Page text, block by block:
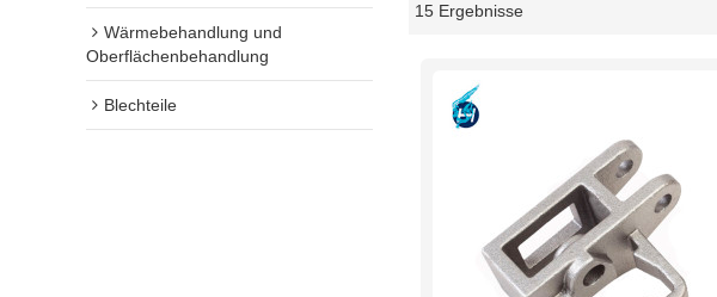
Wärmebehandlung und
Oberflächenbehandlung
Blechteile
15 Ergebnisse